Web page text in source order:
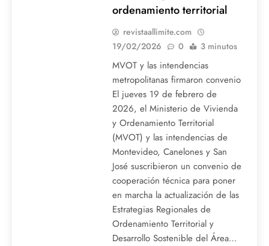
ordenamiento territorial
revistaallimite.com
19/02/2026
0 3 minutos
MVOT y las intendencias
metropolitanas firmaron convenio
El jueves 19 de febrero de
2026, el Ministerio de Vivienda
y Ordenamiento Territorial
(MVOT) y las intendencias de
Montevideo, Canelones y San
José suscribieron un convenio de
cooperación técnica para poner
en marcha la actualización de las
Estrategias Regionales de
Ordenamiento Territorial y
Desarrollo Sostenible del Área…